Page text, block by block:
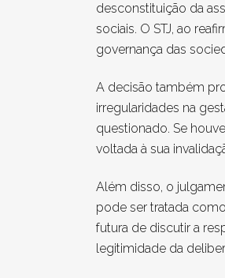
desconstituição da
sociais. O STJ, ao
governança das
A decisão também
irregularidades na
questionado. Se
voltada à sua
Além disso, o
pode ser tratada
futura de discutir a
legitimidade da